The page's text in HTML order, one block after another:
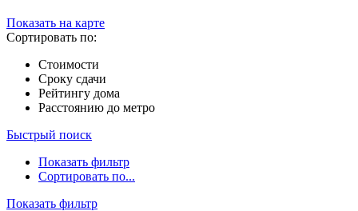
Показать на карте
Сортировать по:
Стоимости
Сроку сдачи
Рейтингу дома
Расстоянию до метро
Быстрый поиск
Показать фильтр
Сортировать по...
Показать фильтр